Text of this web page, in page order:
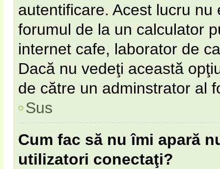
autentificare. Acest lucru
forumul de la un calculator
internet cafe, laborator de
Dacă nu vedeţi această
de către un adminstrator al
Sus
Cum fac să nu îmi apară
utilizatori conectaţi?